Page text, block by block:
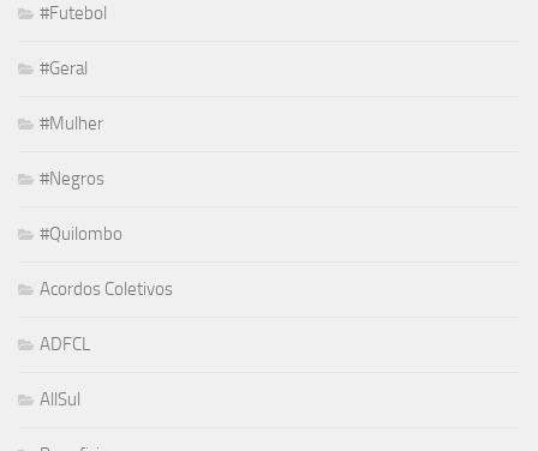
#Futebol
#Geral
#Mulher
#Negros
#Quilombo
Acordos Coletivos
ADFCL
AllSul